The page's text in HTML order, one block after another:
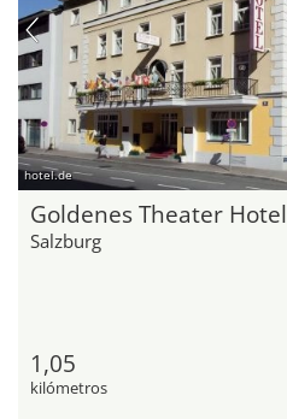
hotel.de
Goldenes Theater Hotel
Salzburg
1,05
kilómetros